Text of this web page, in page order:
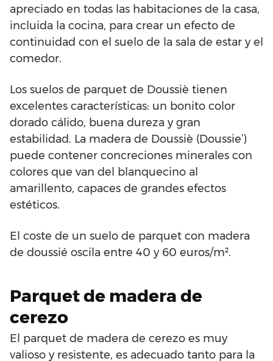
apreciado en todas las habitaciones de la casa,
incluida la cocina, para crear un efecto de
continuidad con el suelo de la sala de estar y el
comedor.
Los suelos de parquet de Doussiè tienen
excelentes características: un bonito color
dorado cálido, buena dureza y gran
estabilidad. La madera de Doussiè (Doussie’)
puede contener concreciones minerales con
colores que van del blanquecino al
amarillento, capaces de grandes efectos
estéticos.
El coste de un suelo de parquet con madera
de doussié oscila entre 40 y 60 euros/m².
Parquet de madera de
cerezo
El parquet de madera de cerezo es muy
valioso y resistente, es adecuado tanto para la